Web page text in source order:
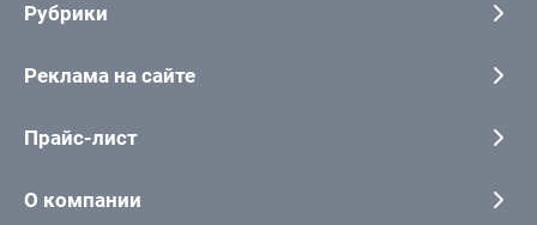
Рубрики
Реклама на сайте
Прайс-лист
О компании